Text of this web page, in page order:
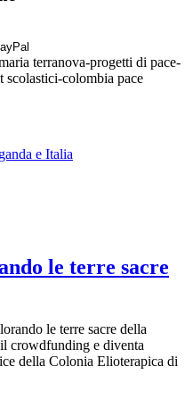
le terre sacre
le terre sacre della
crowdfunding e diventa
della Colonia Elioterapica di